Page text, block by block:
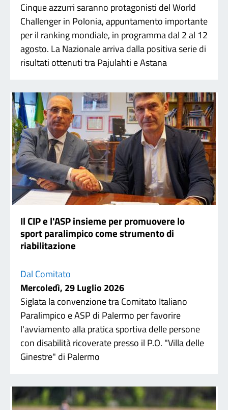
Cinque azzurri saranno protagonisti del World
Challenger in Polonia, appuntamento importante
per il ranking mondiale, in programma dal 2 al 12
agosto. La Nazionale arriva dalla positiva serie di
risultati ottenuti tra Pajulahti e Astana
Il CIP e l'ASP insieme per promuovere lo
sport paralimpico come strumento di
riabilitazione
Dal Comitato
Mercoledì, 29 Luglio 2026
Siglata la convenzione tra Comitato Italiano
Paralimpico e ASP di Palermo per favorire
l'avviamento alla pratica sportiva delle persone
con disabilità ricoverate presso il P.O. "Villa delle
Ginestre" di Palermo